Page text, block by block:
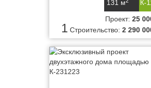
К-
131 м
1
Проект: 25
Строительство: 2 290